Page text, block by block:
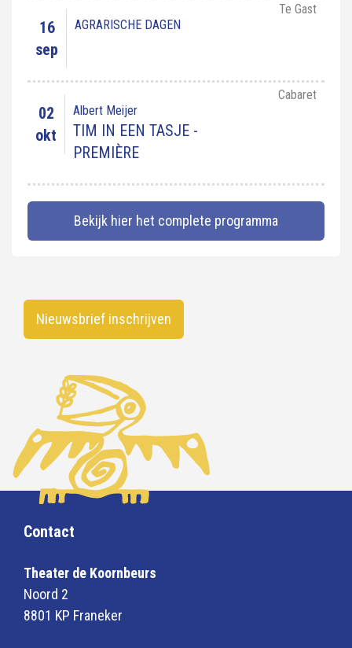
16
sep
AGRARISCHE DAGEN
Te Gast
02
okt
Albert Meijer
TIM IN EEN TASJE -
PREMIÈRE
Cabaret
Bekijk hier het complete programma
Nieuwsbrief inschrijven
Contact
Theater de Koornbeurs
Noord 2
8801 KP Franeker